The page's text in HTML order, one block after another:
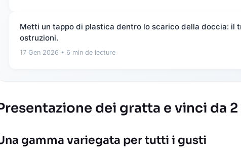
Metti un tappo di plastica dentro lo scarico della doccia: il
ostruzioni.
17 Gen 2026 • 6 min de lecture
dei gratta e vinci da
gamma variegata per tutti i gusti